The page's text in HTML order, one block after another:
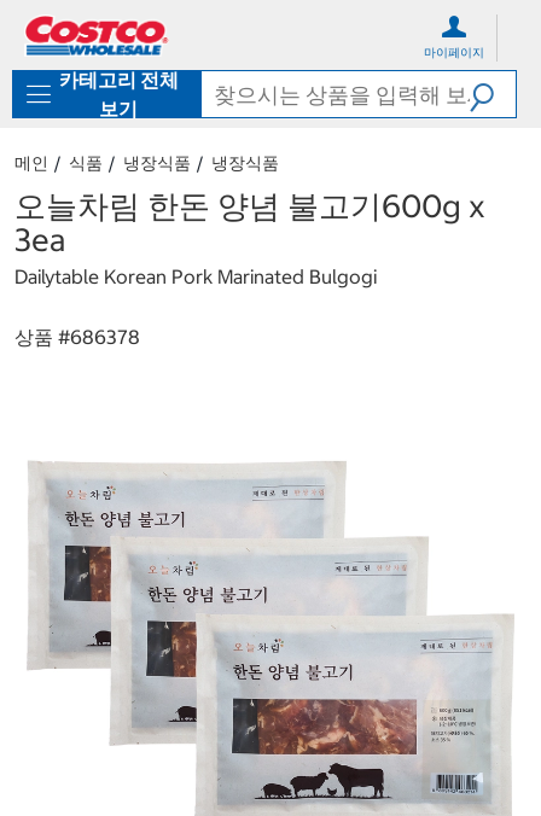
로
기
가
마이페이지
카테고리 전체
보기
메인 식품 냉장식품 냉장식품
오늘차림 한돈 양념 불고기600g x
3ea
Dailytable Korean Pork Marinated Bulgogi
상품 #686378